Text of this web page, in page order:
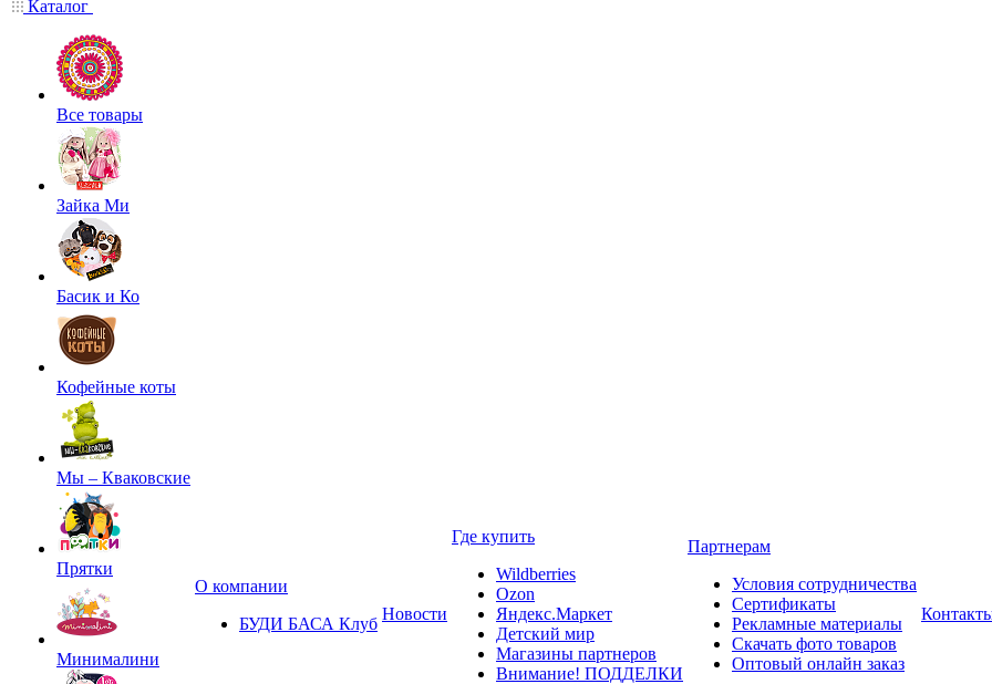
Каталог
Все товары
Зайка Ми
Басик и Ко
Кофейные коты
Мы – Кваковские
Прятки
Минималини
О компании
БУДИ БАСА Клуб
Новости
Где купить
Wildberries
Ozon
Яндекс.Маркет
Детский мир
Магазины партнеров
Внимание! ПОДДЕЛКИ
Партнерам
Условия сотрудничества
Сертификаты
Рекламные материалы
Скачать фото товаров
Оптовый онлайн заказ